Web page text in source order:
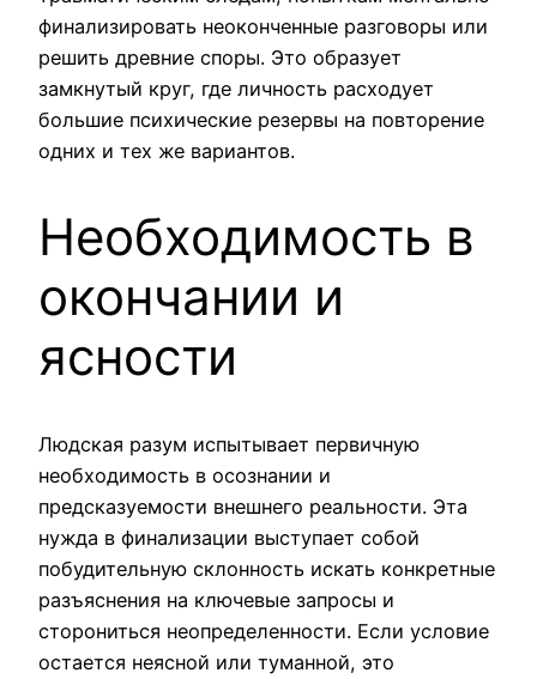
финализировать неоконченные разговоры или
решить древние споры. Это образует
замкнутый круг, где личность расходует
большие психические резервы на повторение
одних и тех же вариантов.
Необходимость в
окончании и
ясности
Людская разум испытывает первичную
необходимость в осознании и
предсказуемости внешнего реальности. Эта
нужда в финализации выступает собой
побудительную склонность искать конкретные
разъяснения на ключевые запросы и
сторониться неопределенности. Если условие
остается неясной или туманной, это